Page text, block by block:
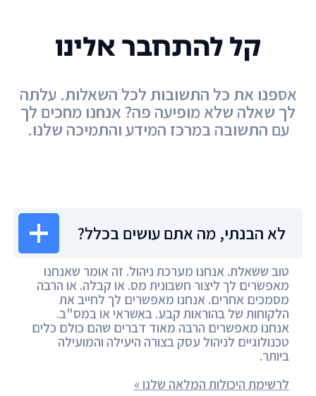
לא הבנתי, מה אתם עושים בכלל?
טוב ששאלת. אנחנו מערכת ניהול. זה אומר שאנחנו
מאפשרים לך ליצור חשבונית מס. או קבלה. או הרבה
מסמכים אחרים. אנחנו מאפשרים לך לחייב את
הלקוחות של בהוראות קבע. באשראי או במס"ב.
אנחנו מאפשרים הרבה מאוד דברים שהם כולם כלים
טכנולוגיים לניהול עסק בצורה היעילה והמועילה
ביותר.
לרשימת היכולות המלאה שלנו »
קל להתחבר אלינו
אספנו את כל התשובות לכל השאלות. עלתה
לך שאלה שלא מופיעה פה? אנחנו מחכים לך
עם התשובה במרכז המידע והתמיכה שלנו.